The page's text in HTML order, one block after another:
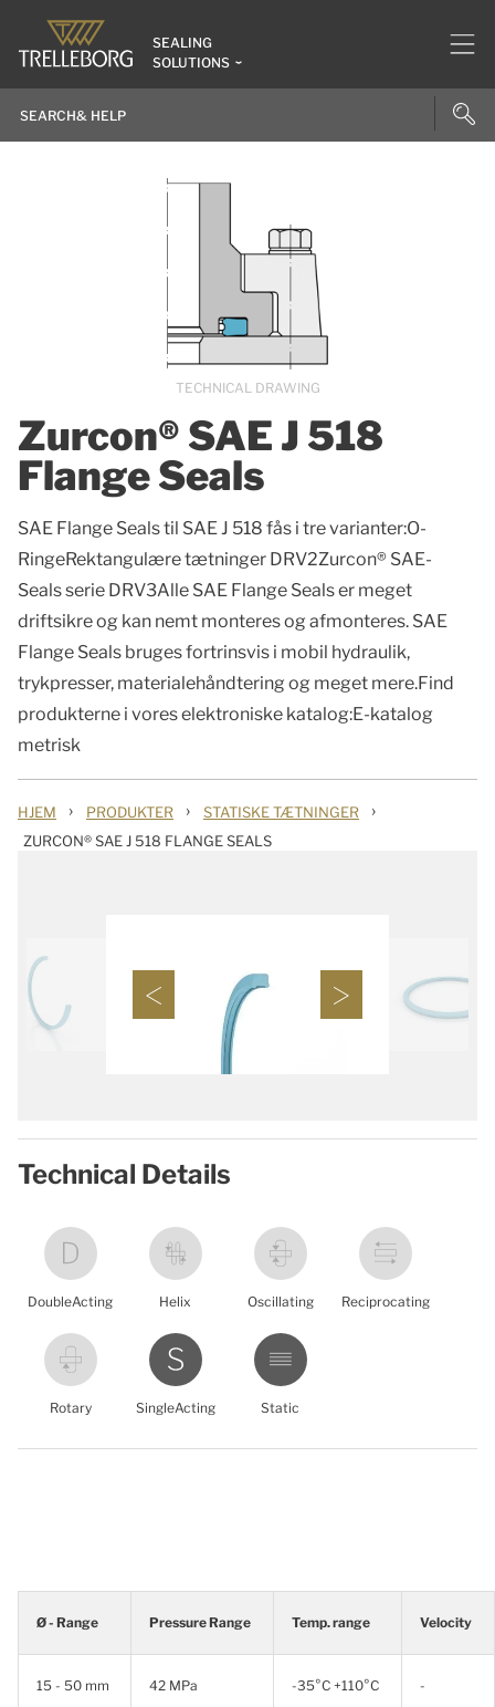
SEALING
SOLUTIONS
Zurcon® SAE J 518
Flange Seals
SAE Flange Seals til SAE J 518 fås i tre varianter:O-
RingeRektangulære tætninger DRV2Zurcon® SAE-
Seals serie DRV3Alle SAE Flange Seals er meget
driftsikre og kan nemt monteres og afmonteres. SAE
Flange Seals bruges fortrinsvis i mobil hydraulik,
trykpresser, materialehåndtering og meget mere.Find
produkterne i vores elektroniske katalog:E-katalog
metrisk
TECHNICAL DRAWING
HJEM › PRODUKTER › STATISKE TÆTNINGER ›
ZURCON® SAE J 518 FLANGE SEALS
Technical Details
DoubleActing Helix Oscillating Reciprocating
Rotary SingleActing Static
Ø - Range Pressure Range Temp. range Velocity
15 - 50 mm 42 MPa -35°C +110°C -